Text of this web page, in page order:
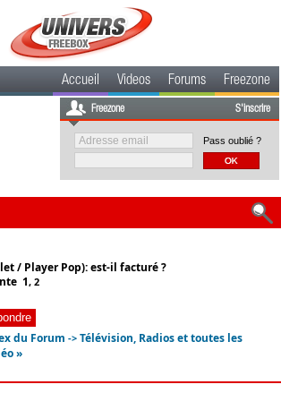
Accueil Videos Forums Freezone
Freezone S'inscrire
Pass oublié ?
/ Player Pop): est-il facturé ?
1,2
du Forum ->Télévision, Radios et toutes les
»